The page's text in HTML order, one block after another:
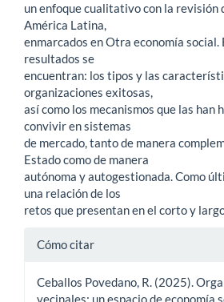
un enfoque cualitativo con la revisión
América Latina,
enmarcados en Otra economía
resultados se
encuentran: los tipos y las
organizaciones exitosas,
así como los mecanismos que las han
convivir en sistemas
de mercado, tanto de manera
Estado como de manera
autónoma y autogestionada. Como
una relación de los
retos que presentan en el corto y
Detalles
Cómo citar
Ceballos Povedano, R. (2025).
vecinales: un espacio de economía